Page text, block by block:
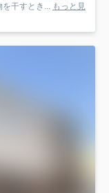
を干すとき... もっと見